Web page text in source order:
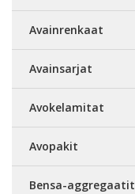
Avainrenkaat
Avainsarjat
Avokelamitat
Avopakit
Bensa-aggregaatit